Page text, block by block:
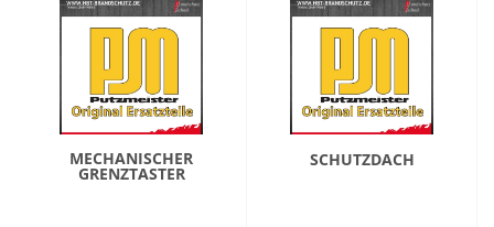
MECHANISCHER
GRENZTASTER
SCHUTZDACH